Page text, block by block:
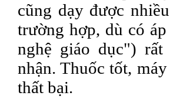
cũng dạy được
trường hợp, dù có
nghệ giáo dục")
nhận. Thuốc tốt,
thất bại.